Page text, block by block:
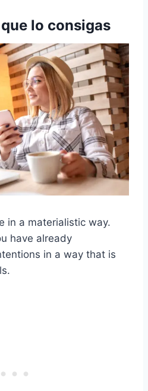
lo consigas
in a materialistic way.
have already
in a way that is